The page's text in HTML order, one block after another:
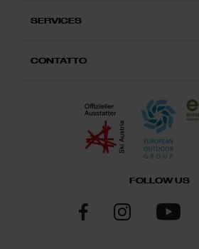
SERVICES
CONTATTO
FOLLOW US